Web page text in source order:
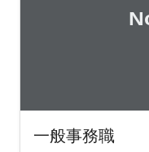
一般事務職